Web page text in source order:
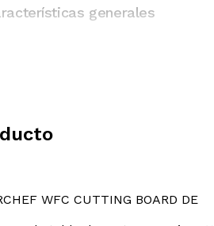
generales
WFC CUTTING BOARD DE